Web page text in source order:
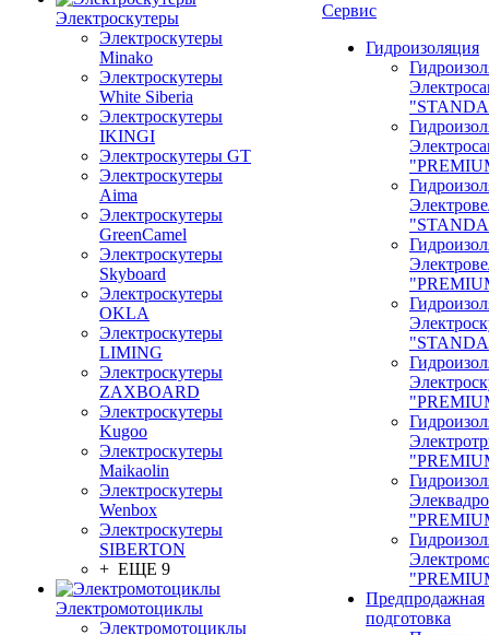
Электроскутеры
Электроскутеры
Minako
Электроскутеры
White Siberia
Электроскутеры
IKINGI
Электроскутеры GT
Электроскутеры
Aima
Электроскутеры
GreenCamel
Электроскутеры
Skyboard
Электроскутеры
OKLA
Электроскутеры
LIMING
Электроскутеры
ZAXBOARD
Электроскутеры
Kugoo
Электроскутеры
Maikaolin
Электроскутеры
Wenbox
Электроскутеры
SIBERTON
+ ЕЩЕ 9
Электромотоциклы
Электромотоциклы
Сервис
Гидроизоляция
Предпродажная
подготовка